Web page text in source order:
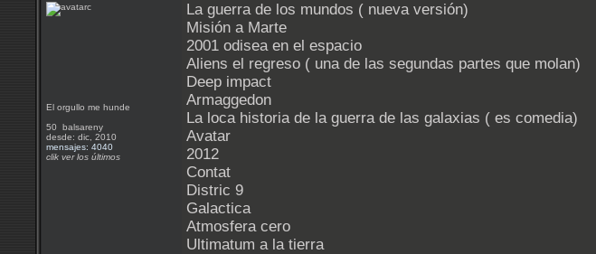
El orgullo me hunde
50 balsareny
desde: dic, 2010
mensajes: 4040
clik ver los últimos
La guerra de los mundos ( nueva versión)
Misión a Marte
2001 odisea en el espacio
Aliens el regreso ( una de las segundas partes que molan)
Deep impact
Armaggedon
La loca historia de la guerra de las galaxias ( es comedia)
Avatar
2012
Contat
Distric 9
Galactica
Atmosfera cero
Ultimatum a la tierra